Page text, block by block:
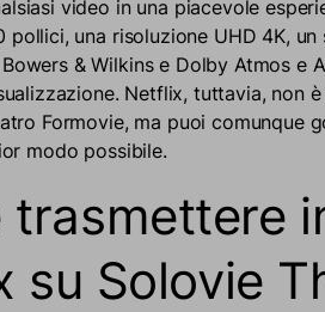
video in una piacevole
pollici, una risoluzione UHD 4K,
& Wilkins e Dolby Atmos e
Netflix, tuttavia, non
Formovie, ma puoi comunque
modo possibile.
trasmettere
su Solovie